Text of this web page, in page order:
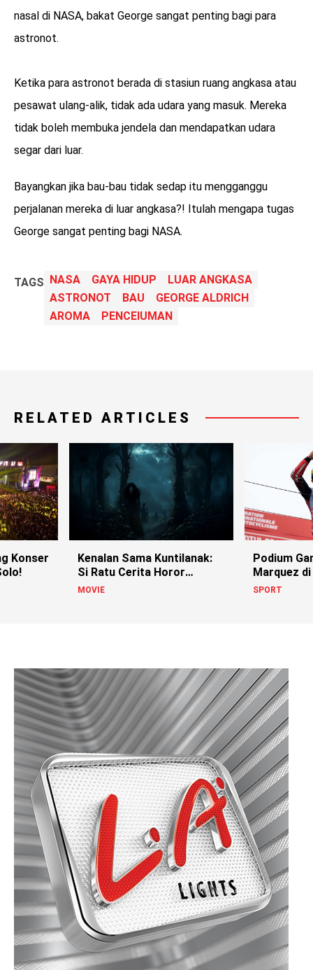
nasal di NASA, bakat George sangat penting bagi para
astronot.
Ketika para astronot berada di stasiun ruang angkasa atau
pesawat ulang-alik, tidak ada udara yang masuk. Mereka
tidak boleh membuka jendela dan mendapatkan udara
segar dari luar.
Bayangkan jika bau-bau tidak sedap itu mengganggu
perjalanan mereka di luar angkasa?! Itulah mengapa tugas
George sangat penting bagi NASA.
TAGS NASA GAYA HIDUP
LUAR ANGKASA
ASTRONOT
BAU
GEORGE ALDRICH
AROMA
PENCEIUMAN
RELATED ARTICLES
Konser
Kenalan Sama Kuntilanak:
Si Ratu Cerita Horor
Indonesia!
MOVIE
Podium
Marquez
SPORT